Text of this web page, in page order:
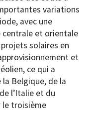
variations
avec une
centrale et orientale
solaires en
et
ce qui a
Belgique, de la
l’Italie et du
le troisième